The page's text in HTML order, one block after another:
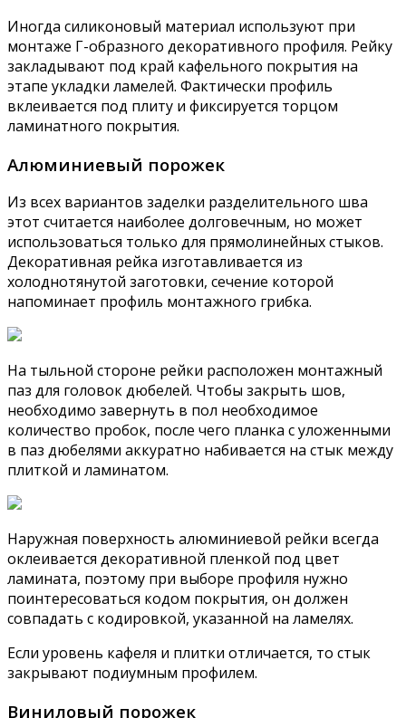
Иногда силиконовый материал используют при
монтаже Г-образного декоративного профиля. Рейку
закладывают под край кафельного покрытия на
этапе укладки ламелей. Фактически профиль
вклеивается под плиту и фиксируется торцом
ламинатного покрытия.
Алюминиевый порожек
Из всех вариантов заделки разделительного шва
этот считается наиболее долговечным, но может
использоваться только для прямолинейных стыков.
Декоративная рейка изготавливается из
холоднотянутой заготовки, сечение которой
напоминает профиль монтажного грибка.
На тыльной стороне рейки расположен монтажный
паз для головок дюбелей. Чтобы закрыть шов,
необходимо завернуть в пол необходимое
количество пробок, после чего планка с уложенными
в паз дюбелями аккуратно набивается на стык между
плиткой и ламинатом.
Наружная поверхность алюминиевой рейки всегда
оклеивается декоративной пленкой под цвет
ламината, поэтому при выборе профиля нужно
поинтересоваться кодом покрытия, он должен
совпадать с кодировкой, указанной на ламелях.
Если уровень кафеля и плитки отличается, то стык
закрывают подиумным профилем.
Виниловый порожек